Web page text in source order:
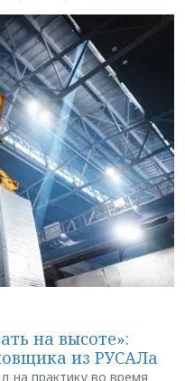
на высоте»:
из РУСАЛа
на практику во время